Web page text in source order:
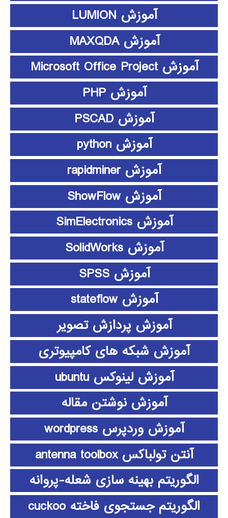
آموزش LUMION
آموزش MAXQDA
آموزش Microsoft Office Project
آموزش PHP
آموزش PSCAD
آموزش python
آموزش rapidminer
آموزش ShowFlow
آموزش SimElectronics
آموزش SolidWorks
آموزش SPSS
آموزش stateflow
آموزش پردازش تصویر
آموزش شبکه های کامپیوتری
آموزش لینوکس ubuntu
آموزش نوشتن مقاله
آموزش وردپرس wordpress
آنتن تولباکس antenna toolbox
الگوریتم بهینه سازی شعله-پروانه
الگوریتم جستجوی فاخته cuckoo